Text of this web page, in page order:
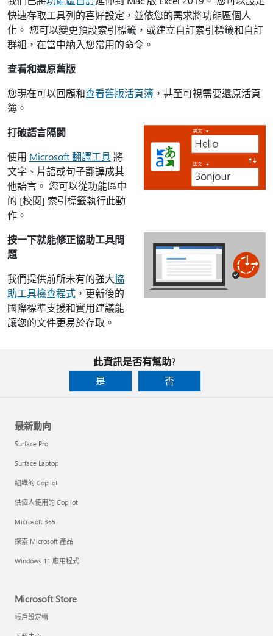
快速存取工具列的喜好設定，並依您的需求將功能區個人
化。 您可以變更預設索引標籤，或建立自訂索引標籤和自訂
群組，在當中納入您常用的命令。
查看和還原舊版
您現在可以回顧和查看舊版活頁簿 ，甚至可視需要還原活頁
簿。
打破語言隔閡
使用 Microsoft 翻譯工具將
文字、片語或句子翻譯成其
他語言。 您可以從功能區中
的 [校閱] 索引標籤執行此動
作。
按一下就能修正協助工具問
題
我們提供前所未有的強大協
助工具檢查程式 ​​，更新後的
國際標準支援和實用建議能
讓您的文件更易於存取。
此資訊是否有幫助?
是
否
最新動向
Surface Pro
Surface Laptop
組織的 Copilot
供個人使用的 Copilot
Microsoft 365
探索 Microsoft 產品
Windows 11 應用程式
Microsoft Store
帳戶設定檔